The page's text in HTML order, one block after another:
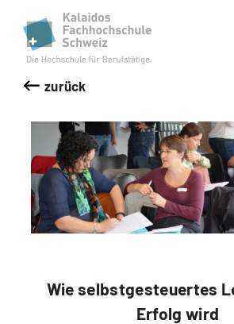
Kalaidos
zurück
Wie selbstgesteuertes
Erfolg wird